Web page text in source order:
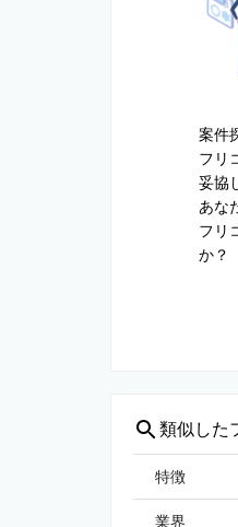
案件
フリ
妥協
あな
フリ
か？
類似した
特徴
業界